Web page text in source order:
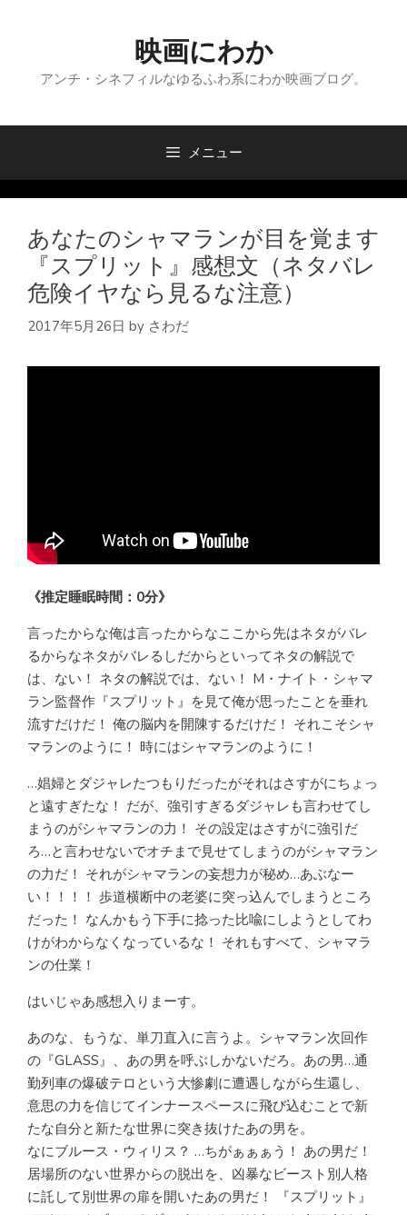
へ
映画にわか
アンチ・シネフィルなゆるふわ系にわか映画ブログ。
メニュー
あなたのシャマランが目を覚ます
『スプリット』感想文（ネタバレ
危険イヤなら見るな注意）
2017年5月26日 by さわだ
《推定睡眠時間：0分》
言ったからな俺は言ったからなここから先はネタがバレ
るからなネタがバレるしだからといってネタの解説で
は、ない！ ネタの解説では、ない！ M・ナイト・シャマ
ラン監督作『スプリット』を見て俺が思ったことを垂れ
流すだけだ！ 俺の脳内を開陳するだけだ！ それこそシャ
マランのように！ 時にはシャマランのように！
…娼婦とダジャレたつもりだったがそれはさすがにちょっ
と遠すぎたな！ だが、強引すぎるダジャレも言わせてし
まうのがシャマランの力！ その設定はさすがに強引だ
ろ…と言わせないでオチまで見せてしまうのがシャマラン
の力だ！ それがシャマランの妄想力が秘め…あぶなー
い！！！！ 歩道横断中の老婆に突っ込んでしまうところ
だった！ なんかもう下手に捻った比喩にしようとしてわ
けがわからなくなっているな！ それもすべて、シャマラ
ンの仕業！
はいじゃあ感想入りまーす。
あのな、もうな、単刀直入に言うよ。シャマラン次回作
の『GLASS』、あの男を呼ぶしかないだろ。あの男…通
勤列車の爆破テロという大惨劇に遭遇しながら生還し、
意思の力を信じてインナースペースに飛び込むことで新
たな自分と新たな世界に突き抜けたあの男を。
なにブルース・ウィリス？ …ちがぁぁぁう！ あの男だ！
居場所のない世界からの脱出を、凶暴なビースト別人格
に託して別世界の扉を開いたあの男だ！ 『スプリット』